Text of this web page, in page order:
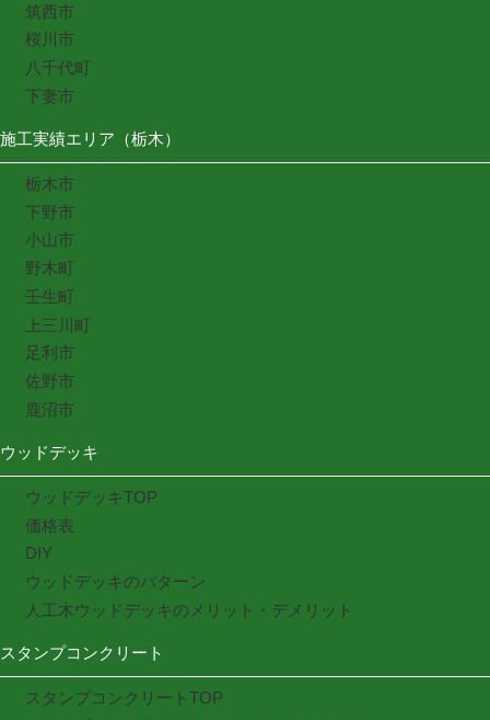
筑西市
桜川市
八千代町
下妻市
施工実績エリア（栃木）
栃木市
下野市
小山市
野木町
壬生町
上三川町
足利市
佐野市
鹿沼市
ウッドデッキ
ウッドデッキTOP
価格表
DIY
ウッドデッキのパターン
人工木ウッドデッキのメリット・デメリット
スタンプコンクリート
スタンプコンクリートTOP